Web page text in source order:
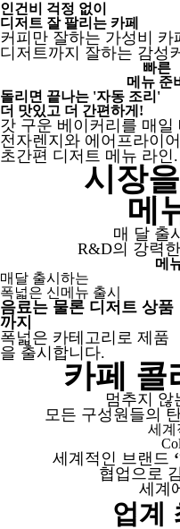
인건비 걱정 없이
디저트 잘 팔리는 카페
커피만 잘하는 가성비
디저트까지 잘하는 감성
빠른
메뉴 준
돌리면 끝나는 '자동 조리'
더 맛있고 더 간편하게!
갓 구운 베이커리를 매일
전자렌지와 에어프라이
초간편 디저트 메뉴 라인.
시장
메
매 달 출
R&D의 강력
메
매달 출시하는
폭넓은 신메뉴 출시
음료는 물론 디저트 상품
까지
폭넓은 카테고리로 제품
을 출시합니다.
카페 콜
멈추지 않
모든 구성원들의
세계
세계적인 브랜드
협업으로
세계
업계